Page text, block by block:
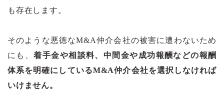
も存在します。
そのような悪徳なM&A仲介会社の被害に遭わないため
にも、着手金や相談料、中間金や成功報酬などの報酬
体系を明確にしているM&A仲介会社を選択しなければ
いけません。